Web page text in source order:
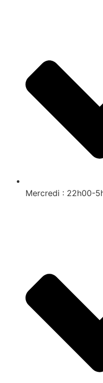
Mercredi : 22h00-